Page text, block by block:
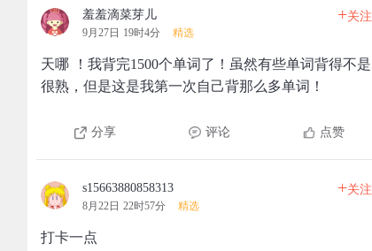
羞羞滴菜芽儿
9月27日 19时4分 精选
+关注
天哪 ！我背完1500个单词了！虽然有些单词背得不是
很熟，但是这是我第一次自己背那么多单词！
分享 评论 点赞
s15663880858313
8月22日 22时57分 精选
+关注
打卡一点